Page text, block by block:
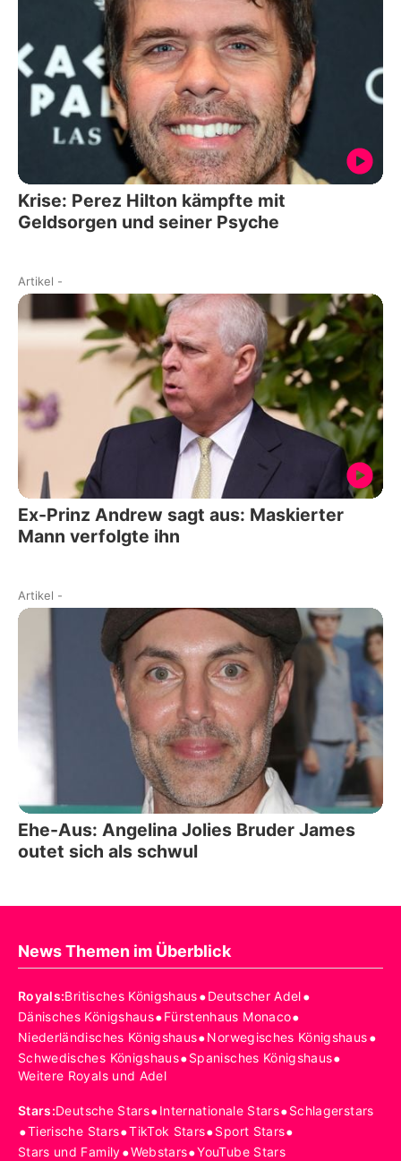
Krise: Perez Hilton kämpfte mit
Geldsorgen und seiner Psyche
Artikel -
Ex-Prinz Andrew sagt aus: Maskierter
Mann verfolgte ihn
Artikel -
Ehe-Aus: Angelina Jolies Bruder James
outet sich als schwul
News Themen im Überblick
Royals:Britisches Königshaus•Deutscher Adel•
Dänisches Königshaus•Fürstenhaus Monaco•
Niederländisches Königshaus•Norwegisches Königshaus•
Schwedisches Königshaus•Spanisches Königshaus•
Weitere Royals und Adel
Stars:Deutsche Stars•Internationale Stars•Schlagerstars
•Tierische Stars•TikTok Stars•Sport Stars•
Stars und Family•Webstars•YouTube Stars